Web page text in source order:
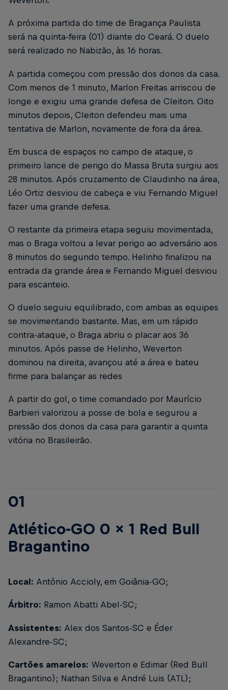
A próxima partida do time de Bragança Paulista
será na quinta-feira (01) diante do Ceará. O duelo
será realizado no Nabizão, às 16 horas.
A partida começou com pressão dos donos da casa.
Com menos de 1 minuto, Marlon Freitas arriscou de
longe e exigiu uma grande defesa de Cleiton. Oito
minutos depois, Cleiton defendeu mais uma
tentativa de Marlon, novamente de fora da área.
Em busca de espaços no campo de ataque, o
primeiro lance de perigo do Massa Bruta surgiu aos
28 minutos. Após cruzamento de Claudinho na área,
Léo Ortiz desviou de cabeça e viu Fernando Miguel
fazer uma grande defesa.
O restante da primeira etapa seguiu movimentada,
mas o Braga voltou a levar perigo ao adversário aos
8 minutos do segundo tempo. Helinho finalizou na
entrada da grande área e Fernando Miguel desviou
para escanteio.
O duelo seguiu equilibrado, com ambas as equipes
se movimentando bastante. Mas, em um rápido
contra-ataque, o Braga abriu o placar aos 36
minutos. Após passe de Helinho, Weverton
dominou na direita, avançou até a área e bateu
firme para balançar as redes
A partir do gol, o time comandado por Maurício
Barbieri valorizou a posse de bola e segurou a
pressão dos donos da casa para garantir a quinta
vitória no Brasileirão.
01
Atlético-GO 0 x 1 Red Bull
Bragantino
Local: Antônio Accioly, em Goiânia-GO;
Árbitro: Ramon Abatti Abel-SC;
Assistentes: Alex dos Santos-SC e Éder
Alexandre-SC;
Cartões amarelos: Weverton e Edimar (Red Bull
Bragantino); Nathan Silva e André Luis (ATL);